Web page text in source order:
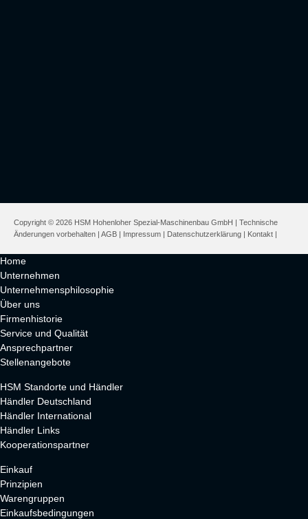
Copyright © 2026 HSM Hohenloher Spezial-Maschinenbau GmbH | Technische
Änderungen vorbehalten | AGB | Impressum | Datenschutzerklärung | Kontakt |
Home
Unternehmen
Unternehmensphilosophie
Über uns
Firmenhistorie
Service und Qualität
Ansprechpartner
Stellenangebote
HSM Standorte und Händler
Händler Deutschland
Händler International
Händler Links
Kooperationspartner
Einkauf
Prinzipien
Warengruppen
Einkaufsbedingungen